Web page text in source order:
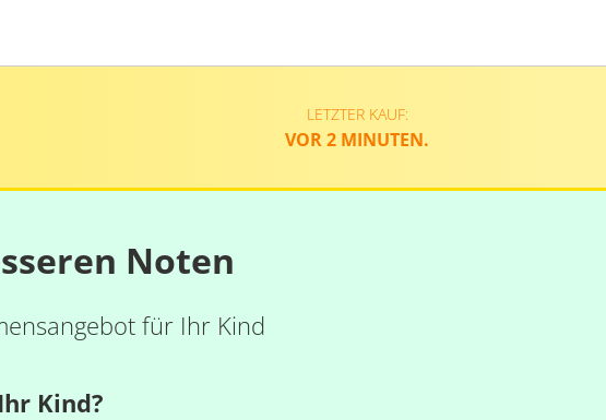
LETZTER KAUF:
VOR 2 MINUTEN.
Noten
für Ihr Kind
Kind?